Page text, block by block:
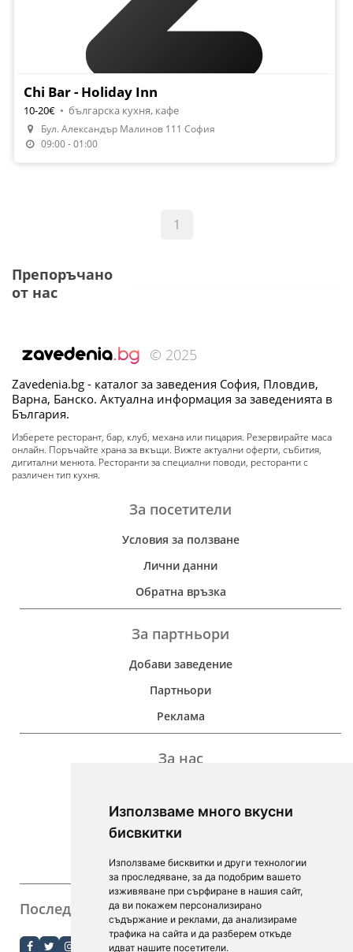
Използваме много вкусни
бисвкитки
Използваме бисквитки и други технологии
за проследяване, за да подобрим вашето
изживяване при сърфиране в нашия сайт,
да ви покажем персонализирано
съдържание и реклами, да анализираме
трафика на сайта и да разберем откъде
идват нашите посетители.
Направи Резервация
Chi Bar - Holiday Inn
10-20€ • българска кухня, кафе
Бул. Александър Малинов 111 София
09:00 - 01:00
1
Препоръчано
от нас
© 2025
Zavedenia.bg - каталог за заведения София, Пловдив,
Варна, Банско. Актуална информация за заведенията в
България.
Изберете ресторант, бар, клуб, механа или пицария. Резервирайте маса
онлайн. Поръчайте храна за вкъщи. Вижте актуални оферти, събития,
дигитални менюта. Ресторанти за специални поводи, ресторанти с
различен тип кухня.
За посетители
Условия за ползване
Лични данни
Обратна връзка
За партньори
Добави заведение
Партньори
Реклама
За нас
Контакти
For Investors
F.A.Q.
Последвайте ни
order.bg